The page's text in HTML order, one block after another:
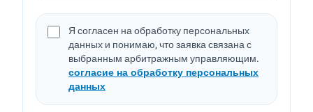
Я согласен на обработку персональных
данных и понимаю, что заявка связана с
выбранным арбитражным управляющим.
согласие на обработку персональных
данных